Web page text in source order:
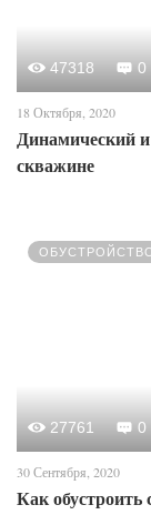
47318 0
18 Октября, 2020
Динамический
скважине
27761 0
30 Сентября, 2020
Как обустроить